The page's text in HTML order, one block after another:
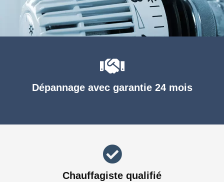
Dépannage avec garantie 24 mois
Chauffagiste qualifié